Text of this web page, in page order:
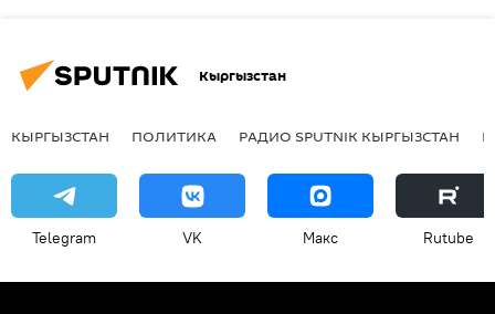
Кыргызстан
КЫРГЫЗСТАН ПОЛИТИКА РАДИО SPUTNIK КЫРГЫЗСТАН
Telegram VK Макс Rutube